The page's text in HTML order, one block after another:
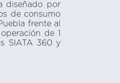
diseñado por
de consumo
frente al
de 1
SIATA 360 y